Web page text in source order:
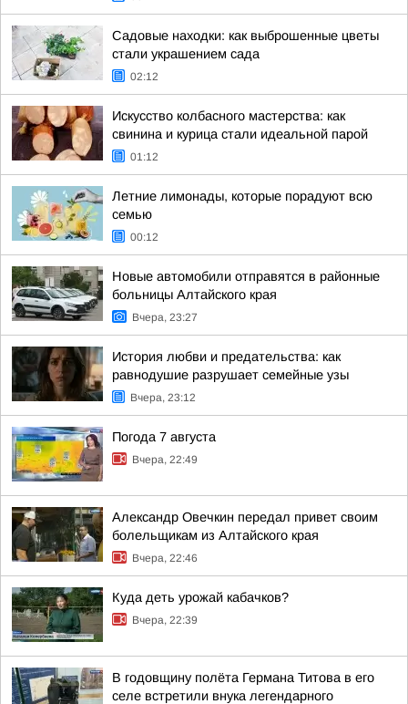
Садовые находки: как выброшенные цветы
стали украшением сада
02:12
Искусство колбасного мастерства: как
свинина и курица стали идеальной парой
01:12
Летние лимонады, которые порадуют всю
семью
00:12
Новые автомобили отправятся в районные
больницы Алтайского края
Вчера, 23:27
История любви и предательства: как
равнодушие разрушает семейные узы
Вчера, 23:12
Погода 7 августа
Вчера, 22:49
Александр Овечкин передал привет своим
болельщикам из Алтайского края
Вчера, 22:46
Куда деть урожай кабачков?
Вчера, 22:39
В годовщину полёта Германа Титова в его
селе встретили внука легендарного